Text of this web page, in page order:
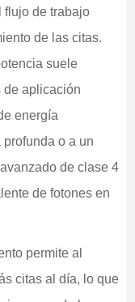
flujo de trabajo
de las citas.
suele
de aplicación
energía
o a un
de clase 4
de fotones en
permite al
citas al día, lo que